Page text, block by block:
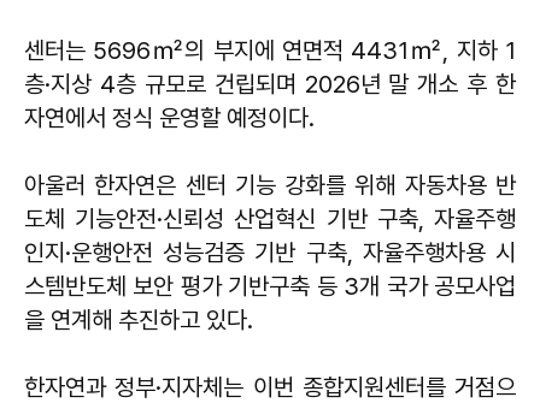
센터는 5696㎡의 부지에 연면적 4431㎡, 지하 1
층·지상 4층 규모로 건립되며 2026년 말 개소 후 한
자연에서 정식 운영할 예정이다.
아울러 한자연은 센터 기능 강화를 위해 자동차용 반
도체 기능안전·신뢰성 산업혁신 기반 구축, 자율주행
인지·운행안전 성능검증 기반 구축, 자율주행차용 시
스템반도체 보안 평가 기반구축 등 3개 국가 공모사업
을 연계해 추진하고 있다.
한자연과 정부·지자체는 이번 종합지원센터를 거점으